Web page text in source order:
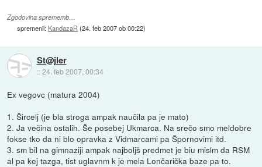
Zgodovina sprememb…
spremenil: KandazaR(24. feb 2007 ob 00:22)
St@jler
::24. feb 2007, 00:34
Ex vegovc (matura 2004)
1. Šircelj (je bla stroga ampak naučila pa je mato)
2. Ja večina ostalih. Še posebej Ukmarca. Na srečo smo meldobre
fokse tko da ni blo opravka z Vidmarcami pa Špornovimi itd.
3. sm bil na gimnaziji ampak najboljš predmet je biu mislm da RSM
al pa kej tazga, tist uglavnm k je mela Lončarička baze pa to.